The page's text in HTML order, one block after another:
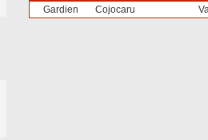
Gardien
Cojocaru